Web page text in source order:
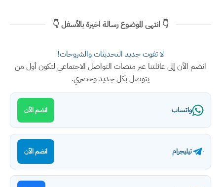
👇 انتهى الموضوع رسالة اخيرة بالأسفل 👇
لا تفوت جديد التحديثات والشروحات!
انضم الآن إلى عائلتنا عبر منصات التواصل الاجتماعي لتكون أول من
يتوصل بكل جديد وحصري.
واتساب انضم الآن
تيليجرام انضم الآن